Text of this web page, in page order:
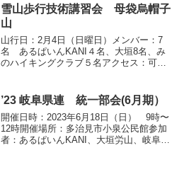
時報に気象...
雪山歩行技術講習会 母袋烏帽子
山
山行日：2月4日（日曜日）メンバー：7
名 あるぱいんKANI４名、大垣8名、み
のハイキングクラブ５名アクセス：可児
業していない。コースタイム：駐車場9：
05⇒母袋キ...
’23 岐阜県連 統一部会(6月期）
開催日時：2023年6月18日（日） 9時〜
12時開催場所：多治見市小泉公民館参加
者：あるぱいんKANI、大垣労山、岐阜ケ